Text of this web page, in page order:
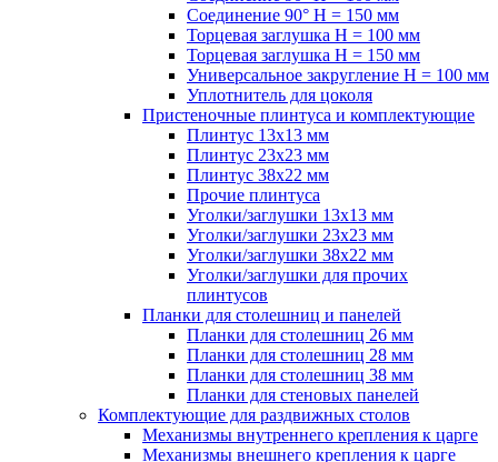
Соединение 90° H = 150 мм
Торцевая заглушка H = 100 мм
Торцевая заглушка H = 150 мм
Универсальное закругление H = 100 мм
Уплотнитель для цоколя
Пристеночные плинтуса и комплектующие
Плинтус 13х13 мм
Плинтус 23х23 мм
Плинтус 38х22 мм
Прочие плинтуса
Уголки/заглушки 13х13 мм
Уголки/заглушки 23х23 мм
Уголки/заглушки 38х22 мм
Уголки/заглушки для прочих
плинтусов
Планки для столешниц и панелей
Планки для столешниц 26 мм
Планки для столешниц 28 мм
Планки для столешниц 38 мм
Планки для стеновых панелей
Комплектующие для раздвижных столов
Механизмы внутреннего крепления к царге
Механизмы внешнего крепления к царге